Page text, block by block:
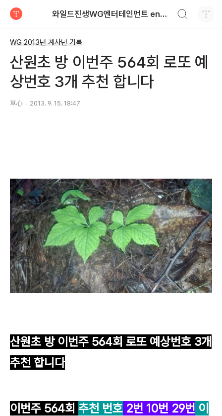
와일드진생WG엔터테인먼트 entertainment
WG 2013년 계사년 기록
산원초 방 이번주 564회 로또 예
상번호 3개 추천 합니다
草心 2013. 9. 15. 18:47
산원초 방 이번주 564회 로또 예상번호 3개
추천 합니다
이번주 564회 추천 번호 2번 10번 29번 이